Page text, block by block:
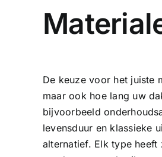
De keuze voor het juiste
maar ook hoe lang uw
bijvoorbeeld
levensduur en klassieke
alternatief. Elk type